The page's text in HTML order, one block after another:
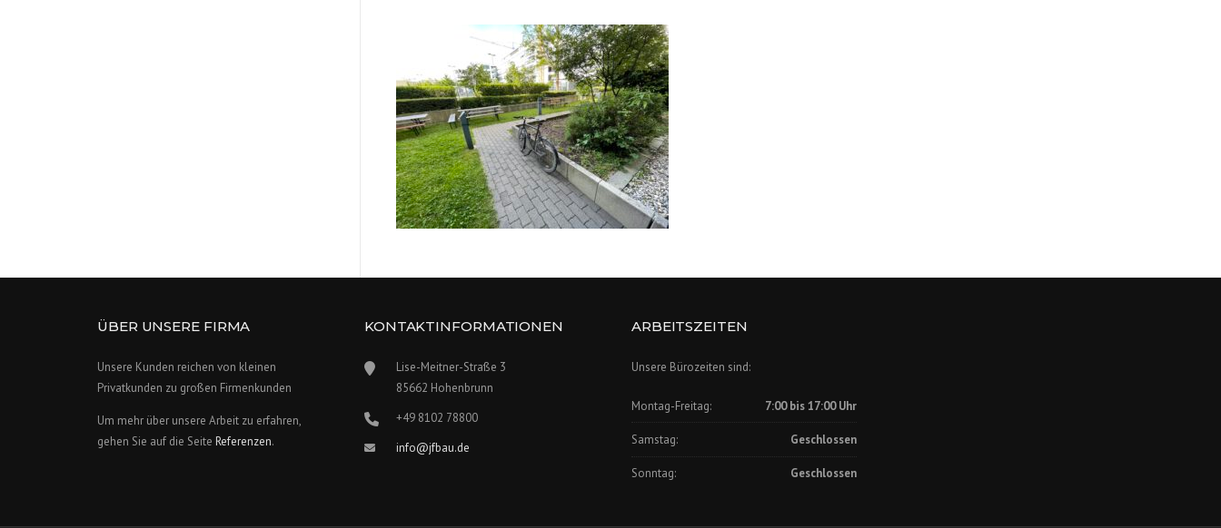
ÜBER UNSERE FIRMA
Unsere Kunden reichen von kleinen
Privatkunden zu großen Firmenkunden
Um mehr über unsere Arbeit zu erfahren,
gehen Sie auf die Seite Referenzen.
KONTAKTINFORMATIONEN
Lise-Meitner-Straße 3
85662 Hohenbrunn
+49 8102 78800
info@jfbau.de
ARBEITSZEITEN
Unsere Bürozeiten sind:
Montag-Freitag: 7:00 bis 17:00 Uhr
Samstag: Geschlossen
Sonntag: Geschlossen